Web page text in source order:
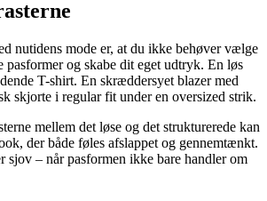
nutidens mode er, at du ikke behøver vælge
pasformer og skabe dit eget udtryk. En løs
T-shirt. En skræddersyet blazer med
skjorte i regular fit under en oversized strik.
mellem det løse og det strukturerede kan
der både føles afslappet og gennemtænkt.
sjov – når pasformen ikke bare handler om